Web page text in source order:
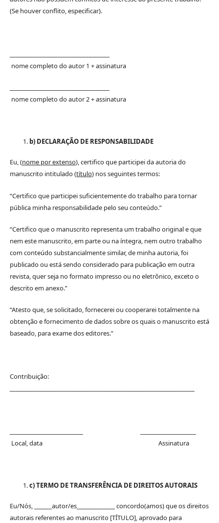
(Se houver conflito, especificar).
nome completo do autor 1 + assinatura
nome completo do autor 2 + assinatura
b) DECLARAÇÃO DE RESPONSABILIDADE
Eu, (nome por extenso), certifico que participei da autoria do
manuscrito intitulado (título) nos seguintes termos:
“Certifico que participei suficientemente do trabalho para tornar
pública minha responsabilidade pelo seu conteúdo.”
“Certifico que o manuscrito representa um trabalho original e que
nem este manuscrito, em parte ou na íntegra, nem outro trabalho
com conteúdo substancialmente similar, de minha autoria, foi
publicado ou está sendo considerado para publicação em outra
revista, quer seja no formato impresso ou no eletrônico, exceto o
descrito em anexo.”
“Atesto que, se solicitado, fornecerei ou cooperarei totalmente na
obtenção e fornecimento de dados sobre os quais o manuscrito está
baseado, para exame dos editores.”
Contribuição:
Local, data Assinatura
c) TERMO DE TRANSFERÊNCIA DE DIREITOS AUTORAIS
Eu/Nós, ______autor/es_____________ concordo(amos) que os direitos
autorais referentes ao manuscrito [TÍTULO], aprovado para